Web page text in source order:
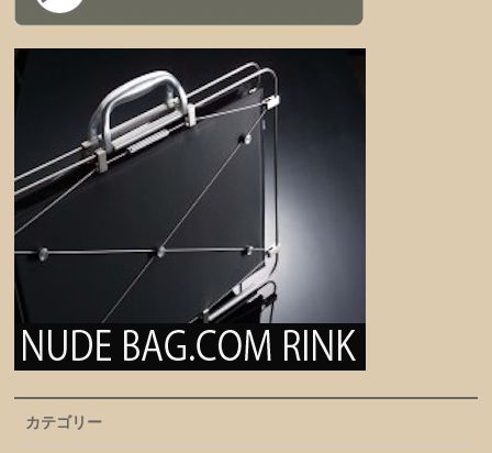
カテゴリー